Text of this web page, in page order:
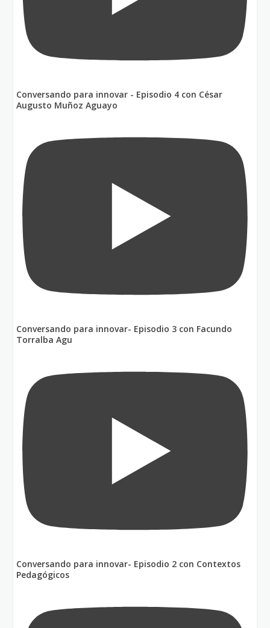
Conversando para innovar - Episodio 4 con César
Augusto Muñoz Aguayo
Conversando para innovar- Episodio 3 con Facundo
Torralba Agu
Conversando para innovar- Episodio 2 con Contextos
Pedagógicos